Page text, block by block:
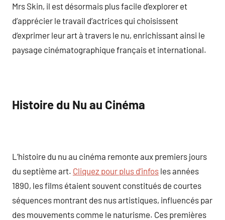
Mrs Skin, il est désormais plus facile d’explorer et
d’apprécier le travail d’actrices qui choisissent
d’exprimer leur art à travers le nu, enrichissant ainsi le
paysage cinématographique français et international.
Histoire du Nu au Cinéma
L’histoire du nu au cinéma remonte aux premiers jours
du septième art. Cliquez pour plus d’infos les années
1890, les films étaient souvent constitués de courtes
séquences montrant des nus artistiques, influencés par
des mouvements comme le naturisme. Ces premières